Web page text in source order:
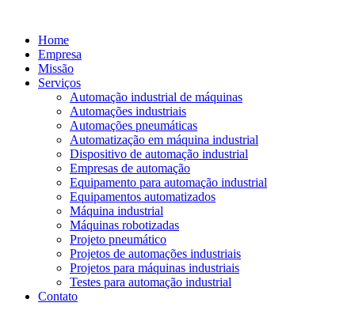
Home
Empresa
Missão
Serviços
Automação industrial de máquinas
Automações industriais
Automações pneumáticas
Automatização em máquina industrial
Dispositivo de automação industrial
Empresas de automação
Equipamento para automação industrial
Equipamentos automatizados
Máquina industrial
Máquinas robotizadas
Projeto pneumático
Projetos de automações industriais
Projetos para máquinas industriais
Testes para automação industrial
Contato